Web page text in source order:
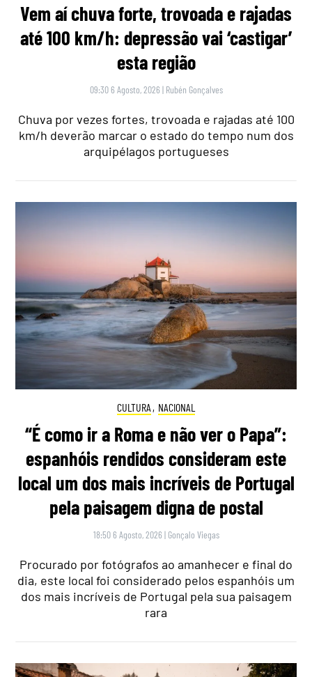
Vem aí chuva forte, trovoada e rajadas
até 100 km/h: depressão vai ‘castigar’
esta região
09:30 6 Agosto, 2026 | Rubén Gonçalves
Chuva por vezes fortes, trovoada e rajadas até 100
km/h deverão marcar o estado do tempo num dos
arquipélagos portugueses
CULTURA , NACIONAL
“É como ir a Roma e não ver o Papa”:
espanhóis rendidos consideram este
local um dos mais incríveis de Portugal
pela paisagem digna de postal
18:50 6 Agosto, 2026 | Gonçalo Viegas
Procurado por fotógrafos ao amanhecer e final do
dia, este local foi considerado pelos espanhóis um
dos mais incríveis de Portugal pela sua paisagem
rara